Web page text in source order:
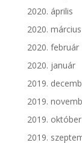
2020. április
2020. március
2020. február
2020. január
2019.
2019.
2019. október
2019.